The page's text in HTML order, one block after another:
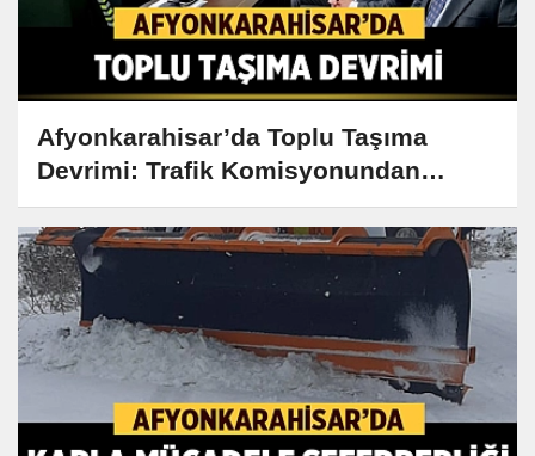
Afyonkarahisar’da Toplu Taşıma
Devrimi: Trafik Komisyonundan
Çarpıcı Kararlar!